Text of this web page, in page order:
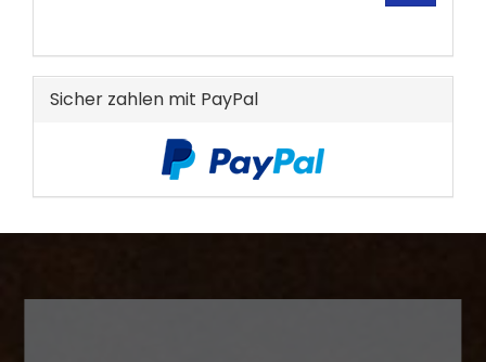
EIN.
Sicher zahlen mit PayPal